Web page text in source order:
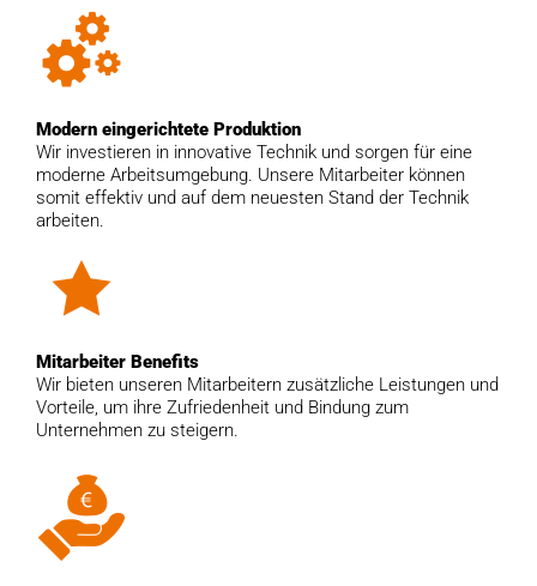
Modern eingerichtete Produktion
Wir investieren in innovative Technik und sorgen für eine
moderne Arbeitsumgebung. Unsere Mitarbeiter können
somit effektiv und auf dem neuesten Stand der Technik
arbeiten.
Mitarbeiter Benefits
Wir bieten unseren Mitarbeitern zusätzliche Leistungen und
Vorteile, um ihre Zufriedenheit und Bindung zum
Unternehmen zu steigern.